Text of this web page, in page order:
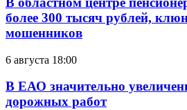
более 300 тысяч рублей,
мошенников
6 августа 18:00
В ЕАО значительно
дорожных работ